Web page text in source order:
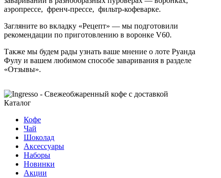
аэропрессе, френч-прессе, фильтр-кофеварке.
Загляните во вкладку «Рецепт» — мы подготовили
рекомендации по приготовлению в воронке V60.
Также мы будем рады узнать ваше мнение о лоте Руанда
Фулу и вашем любимом способе заваривания в разделе
«Отзывы».
Каталог
Кофе
Чай
Шоколад
Аксессуары
Наборы
Новинки
Акции